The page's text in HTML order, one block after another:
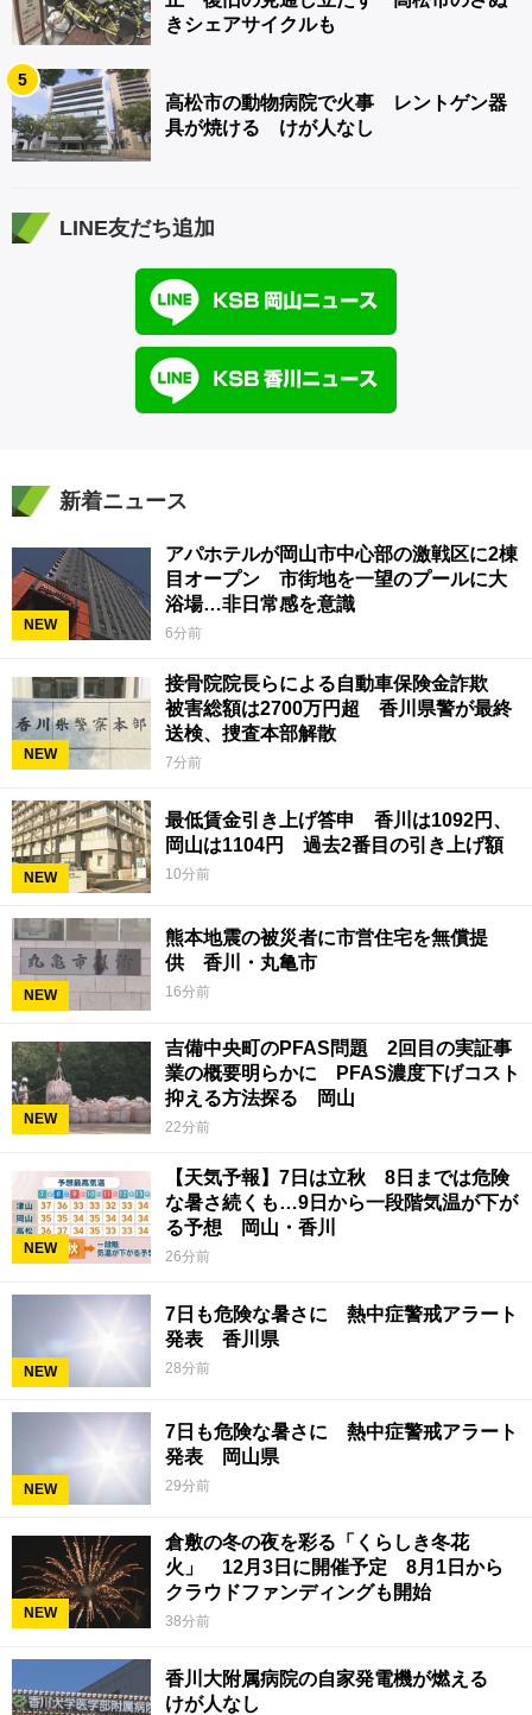
きシェアサイクルも
5
高松市の動物病院で火事 レントゲン器
具が焼ける けが人なし
LINE友だち追加
新着ニュース
NEW
アパホテルが岡山市中心部の激戦区に2棟
目オープン 市街地を一望のプールに大
浴場…非日常感を意識
6分前
NEW
接骨院院長らによる自動車保険金詐欺
被害総額は2700万円超 香川県警が最終
送検、捜査本部解散
7分前
NEW
最低賃金引き上げ答申 香川は1092円、
岡山は1104円 過去2番目の引き上げ額
10分前
NEW
熊本地震の被災者に市営住宅を無償提
供 香川・丸亀市
16分前
NEW
吉備中央町のPFAS問題 2回目の実証事
業の概要明らかに PFAS濃度下げコスト
抑える方法探る 岡山
22分前
NEW
【天気予報】7日は立秋 8日までは危険
な暑さ続くも…9日から一段階気温が下が
る予想 岡山・香川
26分前
NEW
7日も危険な暑さに 熱中症警戒アラート
発表 香川県
28分前
NEW
7日も危険な暑さに 熱中症警戒アラート
発表 岡山県
29分前
NEW
倉敷の冬の夜を彩る「くらしき冬花
火」 12月3日に開催予定 8月1日から
クラウドファンディングも開始
38分前
香川大附属病院の自家発電機が燃える
けが人なし